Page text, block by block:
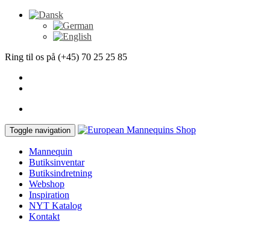
Ring til os på (+45) 70 25 25 85
Toggle navigation
Mannequin
Butiksinventar
Butiksindretning
Webshop
Inspiration
NYT Katalog
Kontakt